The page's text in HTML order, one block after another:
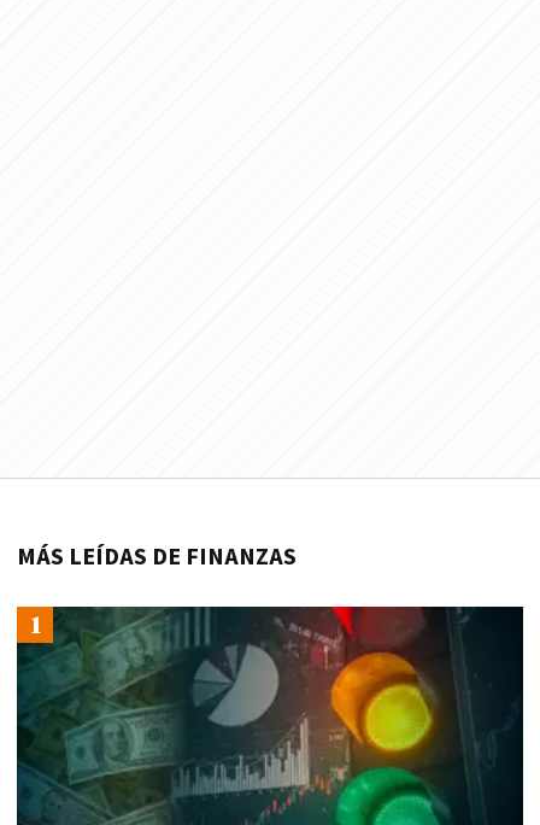
MÁS LEÍDAS DE FINANZAS